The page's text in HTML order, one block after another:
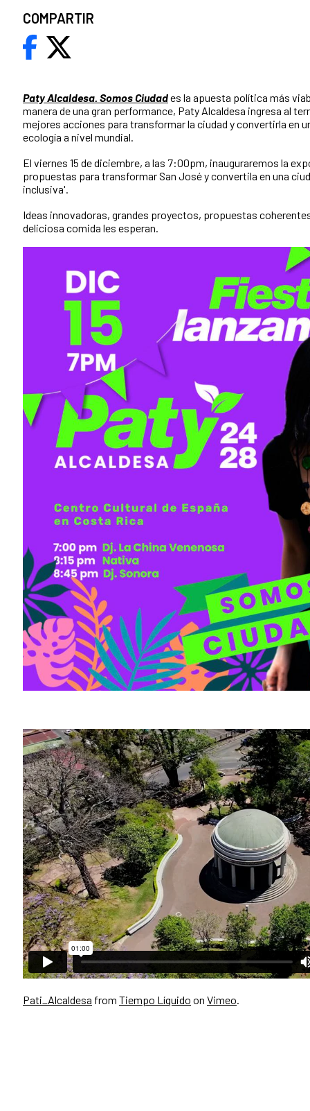
Paty Alcaldesa. Somos Ciudades la apuesta política más
manera de una gran performance, Paty Alcaldesa ingresa al
mejores acciones para transformar la ciudad y convertirla en
ecología a nivel mundial.
El viernes 15 de diciembre, a las 7:00pm, inauguraremos la
propuestas para transformar San José y convertila en una
inclusiva'.
Ideas innovadoras, grandes proyectos, propuestas
deliciosa comida les esperan.
Pati_Alcaldesa from Tiempo Líquido on Vimeo.
COMPARTIR